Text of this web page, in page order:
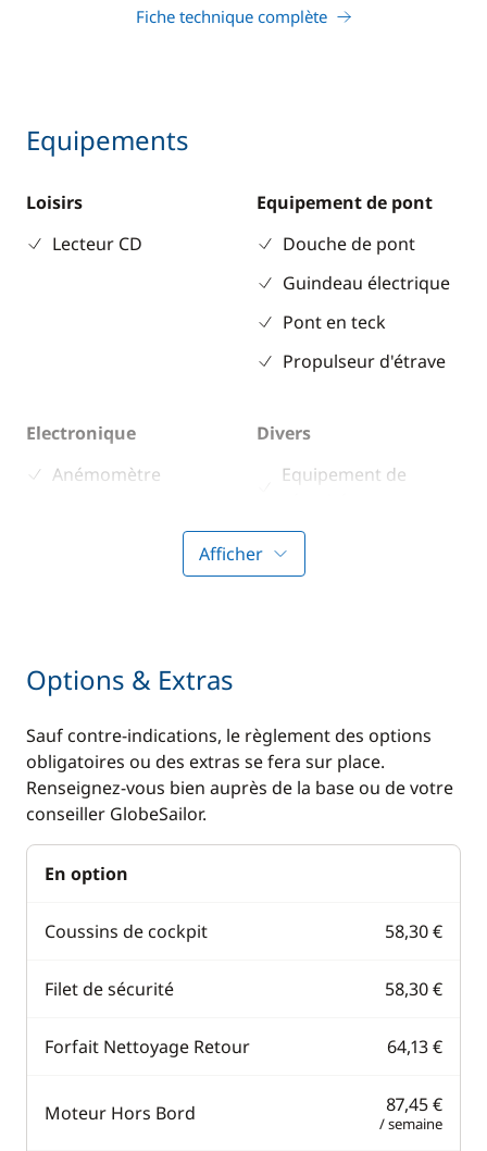
Fiche technique complète
Equipements
Loisirs
Lecteur CD
Equipement de pont
Douche de pont
Guindeau électrique
Pont en teck
Propulseur d'étrave
Electronique
Anémomètre
Pilote automatique
VHF
Divers
Equipement de
Guide & cartes
Cuisine
Cuisinière
Réfrigérateur
Réfrigérateur
WC électrique
Afficher
Options & Extras
Sauf contre-indications, le règlement des options
obligatoires ou des extras se fera sur place.
Renseignez-vous bien auprès de la base ou de votre
conseiller GlobeSailor.
En option
Coussins de cockpit 58,30 €
Filet de sécurité 58,30 €
Forfait Nettoyage Retour 64,13 €
Moteur Hors Bord 87,45 €
/ semaine